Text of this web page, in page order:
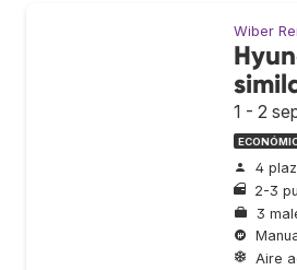
Wiber
1 - 2
4
2-3
3
Aire